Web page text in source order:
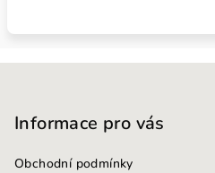
Informace pro vás
Obchodní podmínky